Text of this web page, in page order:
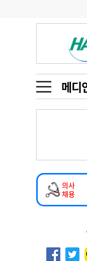
메디
오피니언
인물
동영상뉴스
메디
인포메이션
의사
채용